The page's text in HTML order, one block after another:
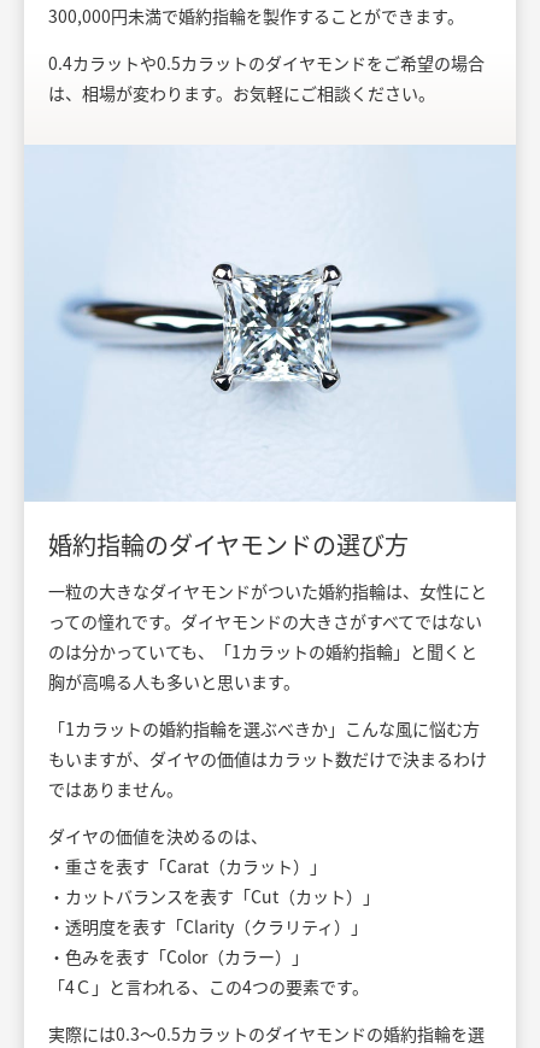
300,000円未満で婚約指輪を製作することができます。
0.4カラットや0.5カラットのダイヤモンドをご希望の場合
は、相場が変わります。お気軽にご相談ください。
婚約指輪のダイヤモンドの選び方
一粒の大きなダイヤモンドがついた婚約指輪は、女性にと
っての憧れです。ダイヤモンドの大きさがすべてではない
のは分かっていても、「1カラットの婚約指輪」と聞くと
胸が高鳴る人も多いと思います。
「1カラットの婚約指輪を選ぶべきか」こんな風に悩む方
もいますが、ダイヤの価値はカラット数だけで決まるわけ
ではありません。
ダイヤの価値を決めるのは、
・重さを表す「Carat（カラット）」
・カットバランスを表す「Cut（カット）」
・透明度を表す「Clarity（クラリティ）」
・色みを表す「Color（カラー）」
「4Ｃ」と言われる、この4つの要素です。
実際には0.3～0.5カラットのダイヤモンドの婚約指輪を選